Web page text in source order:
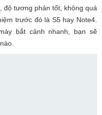
độ tương phản tốt, không quá
trước đó là S5 hay Note4.
bắt cảnh nhanh, bạn sẽ